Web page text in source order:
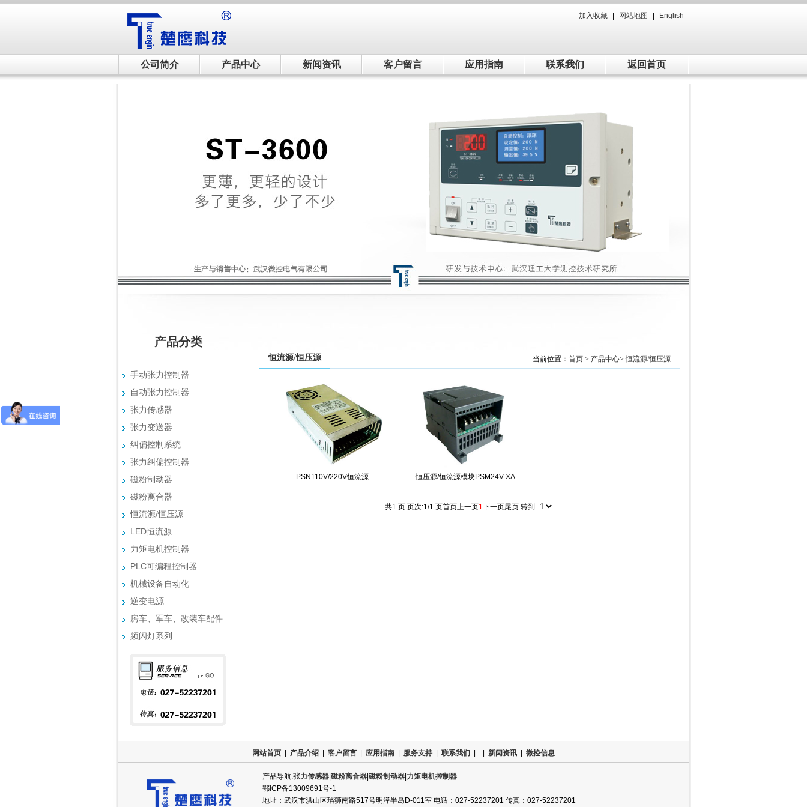
加入收藏 网站地图 English
公司简介 产品中心 新闻资讯 客户留言 应用指南 联系我们 返回首页
产品分类
手动张力控制器
自动张力控制器
张力传感器
张力变送器
纠偏控制系统
张力纠偏控制器
磁粉制动器
磁粉离合器
恒流源/恒压源
LED恒流源
力矩电机控制器
PLC可编程控制器
机械设备自动化
逆变电源
房车、军车、改装车配件
频闪灯系列
当前位置： 首页 > 产品中心>恒流源/恒压源
恒流源/恒压源
PSN110V/220V恒流源 恒压源/恒流源模块PSM24V-XA
共1 页 页次:1/1 页首页上一页1下一页尾页 转到
网站首页 产品介绍 客户留言 应用指南 服务支持 联系我们 新闻资讯 微控信息
产品导航:张力传感器 磁粉离合器 磁粉制动器 力矩电机控制器
鄂ICP备13009691号-1
地址：武汉市洪山区珞狮南路517号明泽半岛D-011室 电话：027-52237201 传真：027-52237201